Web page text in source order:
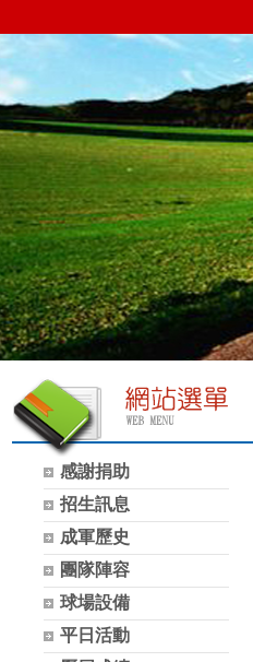
感謝捐助
招生訊息
成軍歷史
團隊陣容
球場設備
平日活動